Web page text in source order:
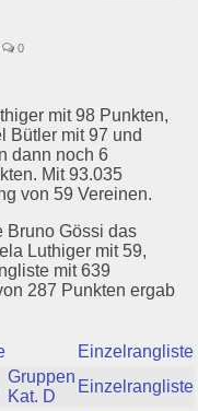
0
mit 98 Punkten,
Bütler mit 97 und
dann noch 6
Mit 93.035
von 59 Vereinen.
Bruno Gössi das
Luthiger mit 59,
mit 639
287 Punkten ergab
Einzelrangliste
Gruppen
Kat. D
Einzelrangliste